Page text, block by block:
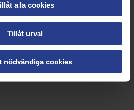
alla cookies
Tillåt urval
nödvändiga cookies
villkoren. När vi mår bra